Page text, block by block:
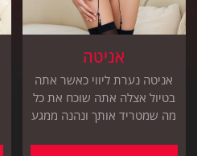
אניטה
אניטה נערת ליווי כאשר אתה
בטיול אצלה אתה שוכח את כל
מה שמטריד אותך ונהנה ממגע